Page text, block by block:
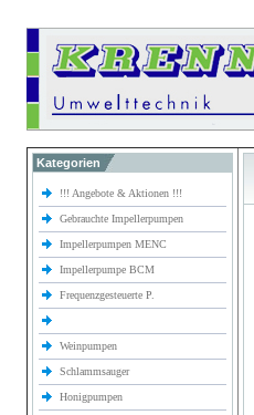
Kategorien
!!! Angebote & Aktionen !!!
Gebrauchte Impellerpumpen
Impellerpumpen MENC
Impellerpumpe BCM
Frequenzgesteuerte P.
Weinpumpen
Schlammsauger
Honigpumpen